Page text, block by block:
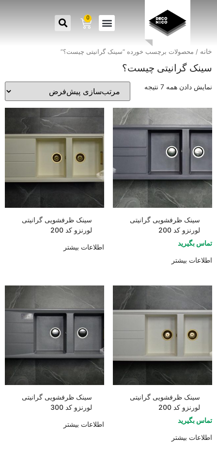
0
خانه / محصولات برچسب خورده “سینک گرانیتی چیست؟”
سینک گرانیتی چیست؟
نمایش دادن همه 7 نتیجه
سینک ظرفشویی گرانیتی
لورنزو کد 200
تماس بگیرید
اطلاعات بیشتر
سینک ظرفشویی گرانیتی
لورنزو کد 200
اطلاعات بیشتر
سینک ظرفشویی گرانیتی
لورنزو کد 200
تماس بگیرید
اطلاعات بیشتر
سینک ظرفشویی گرانیتی
لورنزو کد 300
اطلاعات بیشتر